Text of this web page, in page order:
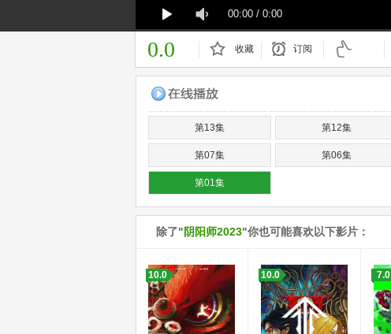
00:00 / 0:00
0.0 收藏 订阅
第13集 第12集
第07集 第06集
第01集
除了"阴阳师2023"你也可能喜欢以下影片：
10.0 10.0 7.0